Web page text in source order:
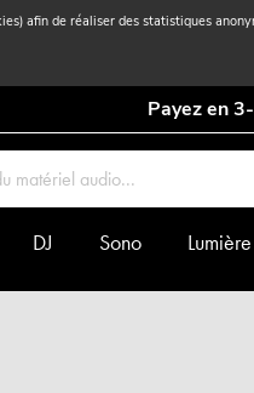
afin de réaliser des statistiques
Payez en
DJ Sono Lumière